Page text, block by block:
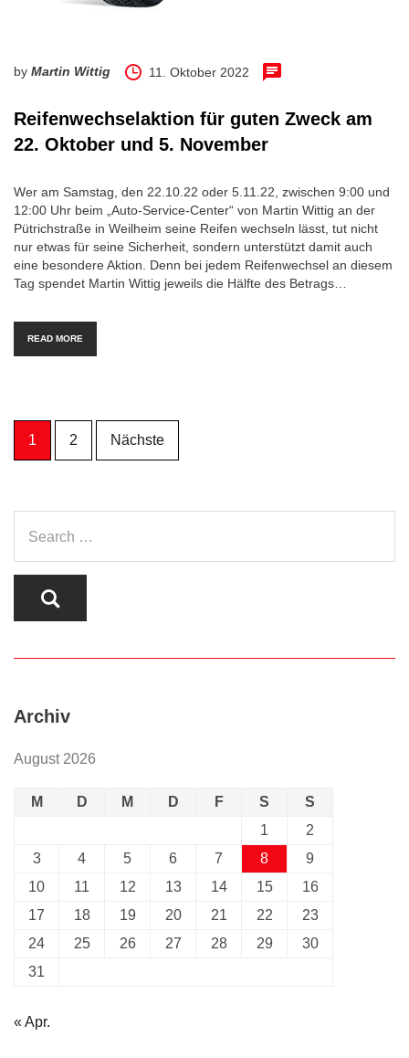
by Martin Wittig 11. Oktober 2022
Reifenwechselaktion für guten Zweck am
22. Oktober und 5. November
Wer am Samstag, den 22.10.22 oder 5.11.22, zwischen 9:00 und
12:00 Uhr beim „Auto-Service-Center“ von Martin Wittig an der
Pütrichstraße in Weilheim seine Reifen wechseln lässt, tut nicht
nur etwas für seine Sicherheit, sondern unterstützt damit auch
eine besondere Aktion. Denn bei jedem Reifenwechsel an diesem
Tag spendet Martin Wittig jeweils die Hälfte des Betrags…
READ MORE
Seitennummerierung
der
1 2 Nächste
Archiv
August 2026
M D M D F S
S
1
2
3
4 5 6 7 8
9
10
11 12 13 14 15
16
17
18 19 20 21 22
23
24
25 26 27 28 29
30
31
« Apr.